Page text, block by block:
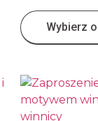
Wybierz